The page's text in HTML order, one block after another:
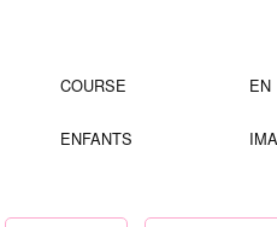
COURSE
ENFANTS
EN